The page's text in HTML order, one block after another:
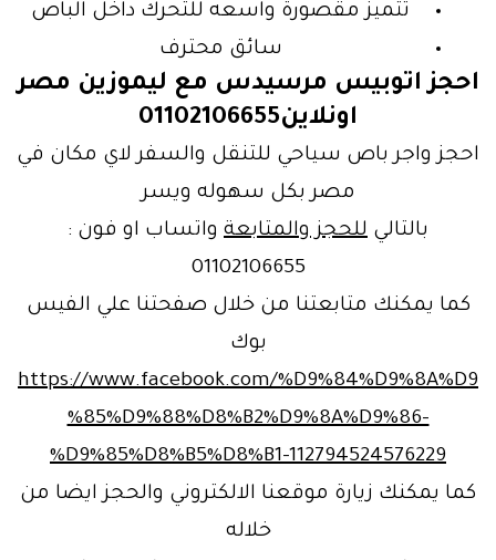
تتميز مقصورة واسعه للتحرك داخل الباص
سائق محترف
احجز اتوبيس مرسيدس مع ليموزين مصر
اونلاين01102106655
احجز واجر باص سياحي للتنقل والسفر لاي مكان في
مصر بكل سهوله ويسر
بالتالي للحجز والمتابعة واتساب او فون :
01102106655
كما يمكنك متابعتنا من خلال صفحتنا علي الفيس
بوك
https://www.facebook.com/%D9%84%D9%8A%D9
%85%D9%88%D8%B2%D9%8A%D9%86-
%D9%85%D8%B5%D8%B1-112794524576229
كما يمكنك زيارة موقعنا الالكتروني والحجز ايضا من
خلاله